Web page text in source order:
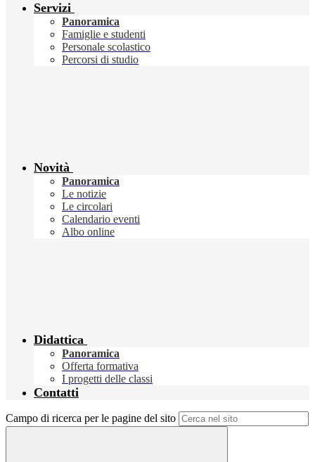
Servizi
Panoramica
Famiglie e studenti
Personale scolastico
Percorsi di studio
Novità
Panoramica
Le notizie
Le circolari
Calendario eventi
Albo online
Didattica
Panoramica
Offerta formativa
I progetti delle classi
Contatti
Campo di ricerca per le pagine del sito